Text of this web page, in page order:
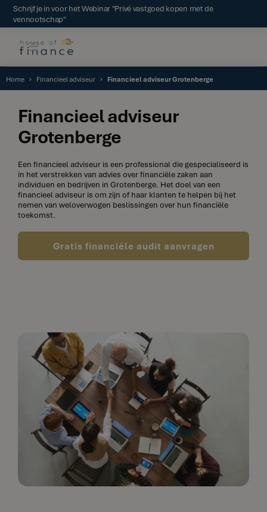
Schrijf je in voor het Webinar "Privé vastgoed kopen met de
vennootschap"
Home Financieel adviseur Financieel adviseur Grotenberge
Financieel adviseur
Grotenberge
Een financieel adviseur is een professional die gespecialiseerd is
in het verstrekken van advies over financiële zaken aan
individuen en bedrijven in Grotenberge. Het doel van een
financieel adviseur is om zijn of haar klanten te helpen bij het
nemen van weloverwogen beslissingen over hun financiële
toekomst.
Gratis financiële audit aanvragen